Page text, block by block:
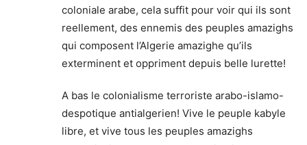
coloniale arabe, cela suffit pour voir qui ils sont
reellement, des ennemis des peuples amazighs
qui composent l’Algerie amazighe qu’ils
exterminent et oppriment depuis belle lurette!
A bas le colonialisme terroriste arabo-islamo-
despotique antialgerien! Vive le peuple kabyle
libre, et vive tous les peuples amazighs